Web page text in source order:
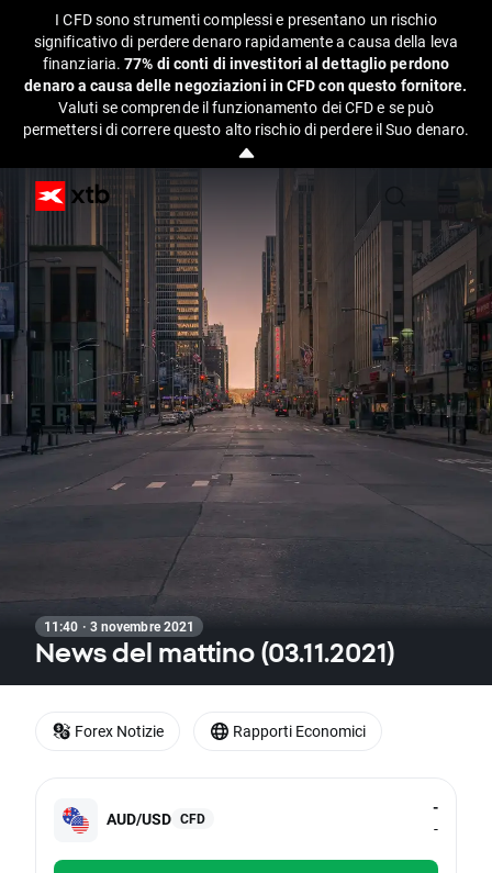
I CFD sono strumenti complessi e presentano un rischio
significativo di perdere denaro rapidamente a causa della leva
finanziaria.77% di conti di investitori al dettaglio perdono
denaro a causa delle negoziazioni in CFD con questo fornitore.
Valuti se comprende il funzionamento dei CFD e se può
permettersi di correre questo alto rischio di perdere il Suo denaro.
11:40 · 3 novembre 2021
News del mattino (03.11.2021)
AUD/USD CFD
-
-
Forex Notizie Rapporti Economici